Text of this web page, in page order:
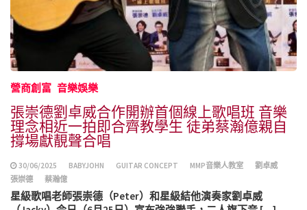
營商創富 音樂娛樂
張崇德劉卓威合作開辦首個線上歌唱班 音樂
理念相近一拍即合齊教學生 徒弟蔡瀚億親自
撐場獻靚聲合唱
30/06/2025 BABYJOHN GUITAR CONCEPT MMP音樂人教室
劉卓威
張崇德
蔡瀚億
星級歌唱老師張崇德（Peter）和星級結他演奏家劉卓威